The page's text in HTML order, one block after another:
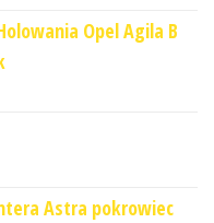
Opel Agila B
Astra pokrowiec